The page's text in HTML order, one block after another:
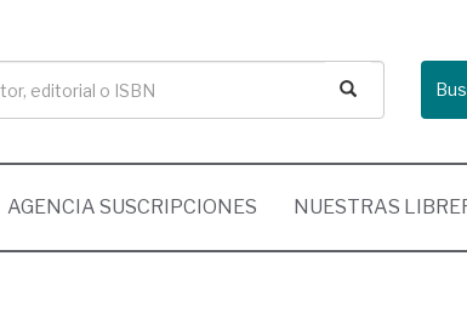
AGENCIA SUSCRIPCIONES NUESTRAS